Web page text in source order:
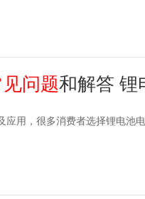
问题和解答 锂
应用，很多消费者选择锂电